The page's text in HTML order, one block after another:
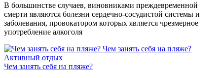
В большинстве случаев, виновниками преждевременной
смерти являются болезни сердечно-сосудистой системы и
заболевания, провокатором которых является чрезмерное
употребление алкоголя
Чем занять себя на пляже?
Активный отдых
Чем занять себя на пляже?